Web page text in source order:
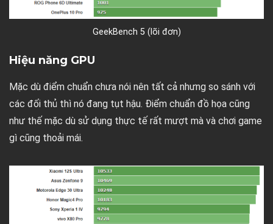
GeekBench 5 (lõi đơn)
Hiệu năng GPU
Mặc dù điểm chuẩn chưa nói nên tất cả nhưng so sánh với
các đối thủ thì nó đang tụt hậu. Điểm chuẩn đồ họa cũng
như thế mặc dù sử dụng thực tế rất mượt mà và chơi game
gì cũng thoải mái.